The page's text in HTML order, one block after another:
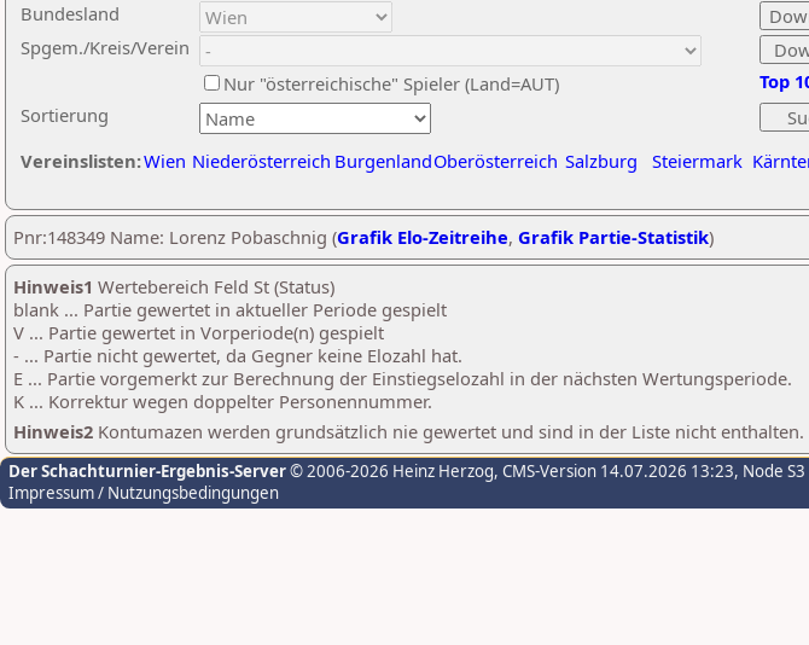
Sortierung
Bundesland
Spgem./Kreis/Verein
Nur "österreichische" Spieler (Land=AUT)
Vereinslisten:Wien Niederösterreich BurgenlandOberösterreich Salzburg Steiermark
Top
Pnr:148349 Name: Lorenz Pobaschnig (Grafik Elo-Zeitreihe, Grafik Partie-Statistik)
Hinweis1 Wertebereich Feld St (Status)
blank ... Partie gewertet in aktueller Periode gespielt
V ... Partie gewertet in Vorperiode(n) gespielt
- ... Partie nicht gewertet, da Gegner keine Elozahl hat.
E ... Partie vorgemerkt zur Berechnung der Einstiegselozahl in der nächsten Wertungsperiode.
K ... Korrektur wegen doppelter Personennummer.
Hinweis2 Kontumazen werden grundsätzlich nie gewertet und sind in der Liste nicht enthalten.
Der Schachturnier-Ergebnis-Server© 2006-2026 Heinz Herzog, CMS-Version 14.07.2026 13:23, Node S3
Impressum / Nutzungsbedingungen